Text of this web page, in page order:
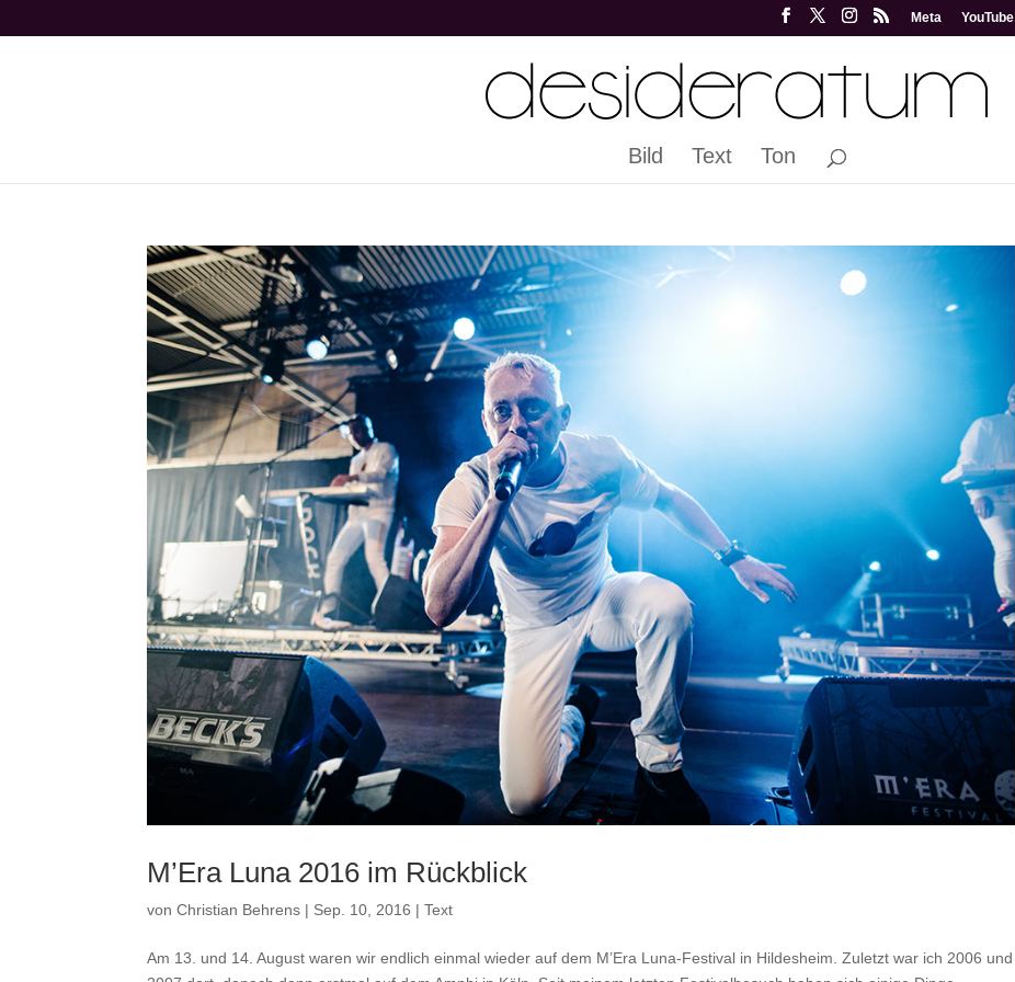
Meta YouTube
Bild Text Ton
M’Era Luna 2016 im Rückblick
vonChristian Behrens | Sep. 10, 2016 |Text
Am 13. und 14. August waren wir endlich einmal wieder auf dem M’Era Luna-Festival in Hildesheim. Zuletzt war ich 2006 und